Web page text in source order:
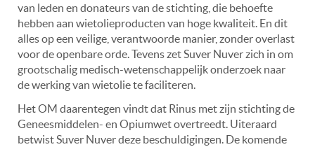
van leden en donateurs van de stichting, die behoefte
hebben aan wietolieproducten van hoge kwaliteit. En dit
alles op een veilige, verantwoorde manier, zonder overlast
voor de openbare orde. Tevens zet Suver Nuver zich in om
grootschalig medisch-wetenschappelijk onderzoek naar
de werking van wietolie te faciliteren.
Het OM daarentegen vindt dat Rinus met zijn stichting de
Geneesmiddelen- en Opiumwet overtreedt. Uiteraard
betwist Suver Nuver deze beschuldigingen. De komende